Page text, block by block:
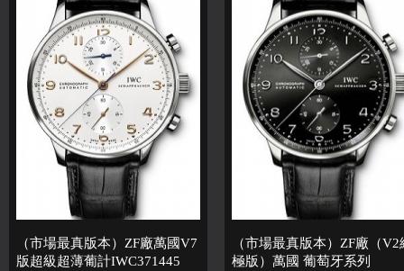
（市場最真版本）ZF廠萬國V7
版超級超薄葡計IWC371445
（市場最真版本）ZF廠（V2
極版）萬國 葡萄牙系列